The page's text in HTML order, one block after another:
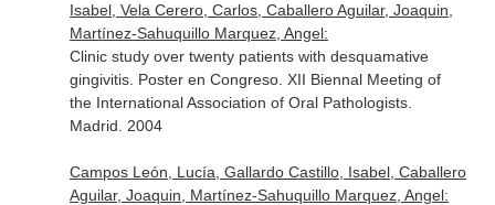
Isabel, Vela Cerero, Carlos, Caballero Aguilar, Joaquin,
Martínez-Sahuquillo Marquez, Angel:
Clinic study over twenty patients with desquamative
gingivitis. Poster en Congreso. XII Biennal Meeting of
the International Association of Oral Pathologists.
Madrid. 2004
Campos León, Lucía, Gallardo Castillo, Isabel, Caballero
Aguilar, Joaquin, Martínez-Sahuquillo Marquez, Angel: